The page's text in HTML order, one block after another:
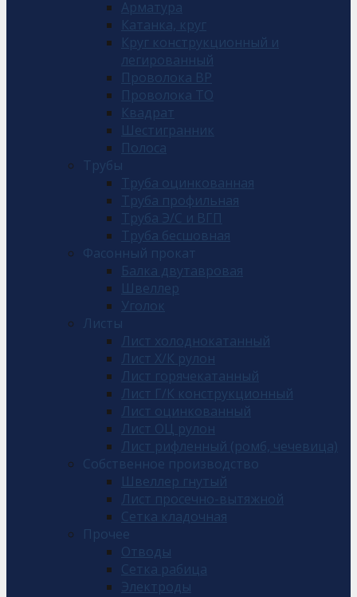
Арматура
Катанка, круг
Круг конструкционный и
легированный
Проволока ВР
Проволока ТО
Квадрат
Шестигранник
Полоса
Трубы
Труба оцинкованная
Труба профильная
Труба Э/С и ВГП
Труба бесшовная
Фасонный прокат
Балка двутавровая
Швеллер
Уголок
Листы
Лист холоднокатанный
Лист Х/К рулон
Лист горячекатанный
Лист Г/К конструкционный
Лист оцинкованный
Лист ОЦ рулон
Лист рифленный (ромб, чечевица)
Собственное производство
Швеллер гнутый
Лист просечно-вытяжной
Сетка кладочная
Прочее
Отводы
Сетка рабица
Электроды